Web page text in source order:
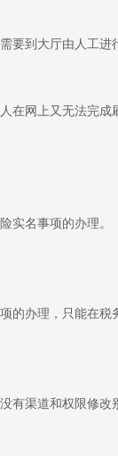
要到大厅由人工
在网上又无法完
实名事项的办理。
的办理，只能在税
有渠道和权限修